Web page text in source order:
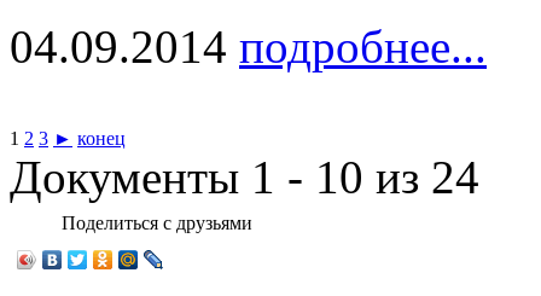
04.09.2014 подробнее...
1 2 3 ► конец
Документы 1 - 10 из 24
Поделиться с друзьями